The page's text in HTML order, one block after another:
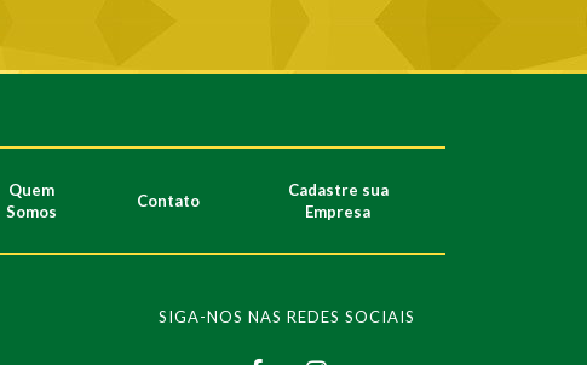
Quem
Somos
Contato
Cadastre sua
Empresa
SIGA-NOS NAS REDES SOCIAIS